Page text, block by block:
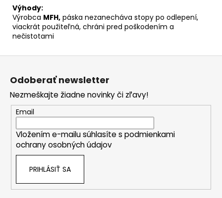
Výhody:
Výrobca MFH, páska nezanecháva stopy po odlepení,
viackrát použiteľná, chráni pred poškodením a
nečistotami
Z
Odoberať newsletter
Nezmeškajte žiadne novinky či zľavy!
Email
Vložením e-mailu súhlasíte s podmienkami
ochrany osobných údajov
PRIHLÁSIŤ SA